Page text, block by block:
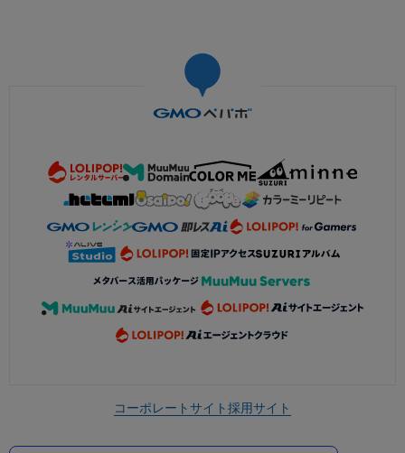
コーポレートサイト採用サイト